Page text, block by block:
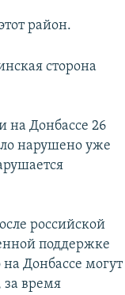
район.
сторона
на Донбассе 26
нарушено уже
российской
поддержке
Донбассе могут
время